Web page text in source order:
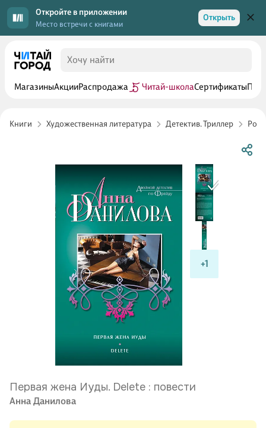
Откройте в приложении
Место встречи с книгами
Открыть
МагазиныАкцииРаспродажа Читай-школаСертификаты
Книги Художественная литература Детектив. Триллер
+1
Первая жена Иуды. Delete : повести
Анна Данилова